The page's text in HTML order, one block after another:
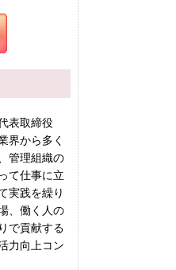
表取締役
界から多く
管理組織の
て仕事に立
実践を繰り
、働く人の
で貢献する
力向上コン